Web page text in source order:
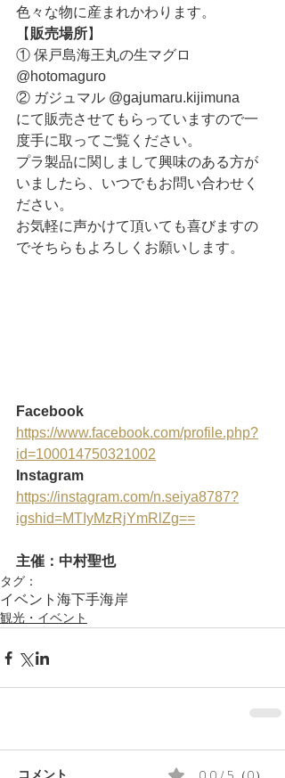
色々な物に産まれかわります。
【 販売場所】
① 保戸島海王丸の生マグロ
@hotomaguro
② ガジュマル @gajumaru.kijimuna
にて販売させてもらっていますので一
度手に取ってご覧ください。
プラ製品に関しまして興味のある方が
いましたら、いつでもお問い合わせく
ださい。
お気軽に声かけて頂いても喜びますの
でそちらもよろしくお願いします。
Facebook
https://www.facebook.com/profile.php?
id=100014750321002
Instagram
https://instagram.com/n.seiya8787?
igshid=MTIyMzRjYmRlZg==
主催：中村聖也
タグ：
イベント 海下手海岸
観光・イベント
コメント